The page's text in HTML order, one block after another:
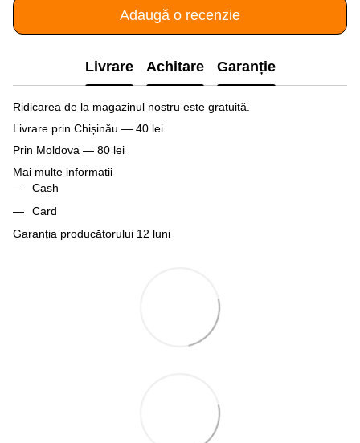
Adaugă o recenzie
Livrare Achitare Garanție
Ridicarea de la magazinul nostru este gratuită.
Livrare prin Chișinău — 40 lei
Prin Moldova — 80 lei
Mai multe informatii
Cash
Card
Garanția producătorului 12 luni